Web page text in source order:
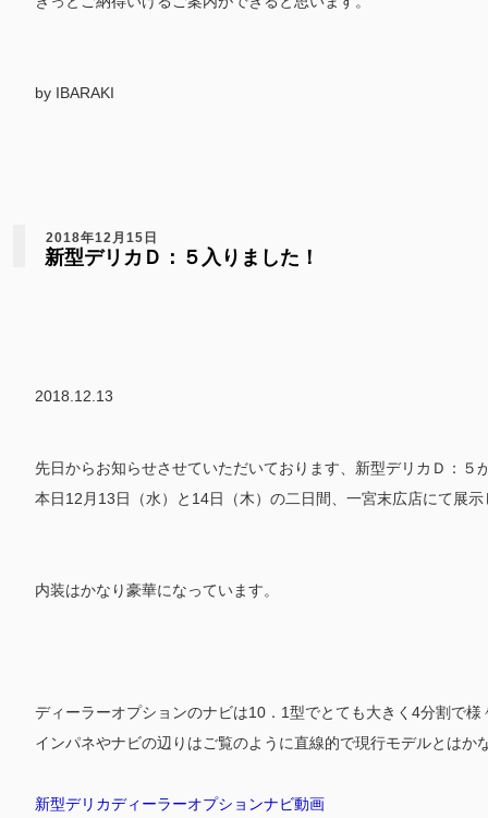
by IBARAKI
2018年12月15日
新型デリカＤ：５入りました！
2018.12.13
先日からお知らせさせていただいております、新型デリカＤ：５
本日12月13日（水）と14日（木）の二日間、一宮末広店にて展
内装はかなり豪華になっています。
ディーラーオプションのナビは10．1型でとても大きく4分割で
インパネやナビの辺りはご覧のように直線的で現行モデルとはか
新型デリカディーラーオプションナビ動画